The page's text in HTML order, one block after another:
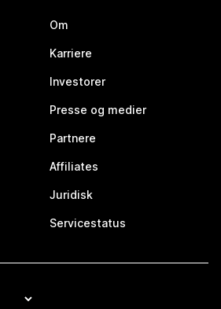
Om
Karriere
Investorer
Presse og medier
Partnere
Affiliates
Juridisk
Servicestatus